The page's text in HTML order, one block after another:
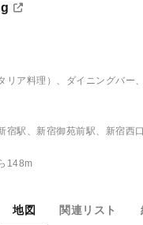
リア料理）、ダイニングバー
宿駅、新宿御苑前駅、新宿西口
148m
地図 関連リスト